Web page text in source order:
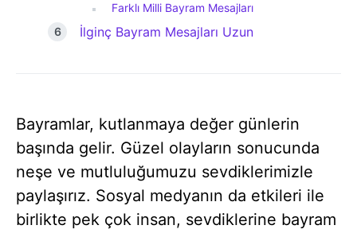
Farklı Milli Bayram Mesajları
İlginç Bayram Mesajları Uzun
Bayramlar, kutlanmaya değer günlerin
başında gelir. Güzel olayların sonucunda
neşe ve mutluluğumuzu sevdiklerimizle
paylaşırız. Sosyal medyanın da etkileri ile
birlikte pek çok insan, sevdiklerine bayram